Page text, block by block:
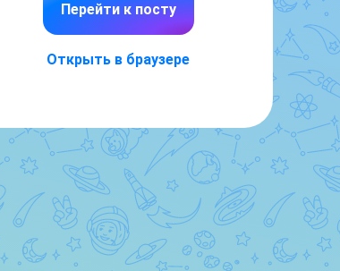
Перейти к посту
Открыть в браузере